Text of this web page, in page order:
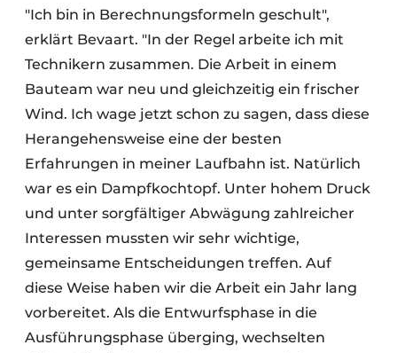
"Ich bin in Berechnungsformeln geschult",
erklärt Bevaart. "In der Regel arbeite ich mit
Technikern zusammen. Die Arbeit in einem
Bauteam war neu und gleichzeitig ein frischer
Wind. Ich wage jetzt schon zu sagen, dass diese
Herangehensweise eine der besten
Erfahrungen in meiner Laufbahn ist. Natürlich
war es ein Dampfkochtopf. Unter hohem Druck
und unter sorgfältiger Abwägung zahlreicher
Interessen mussten wir sehr wichtige,
gemeinsame Entscheidungen treffen. Auf
diese Weise haben wir die Arbeit ein Jahr lang
vorbereitet. Als die Entwurfsphase in die
Ausführungsphase überging, wechselten